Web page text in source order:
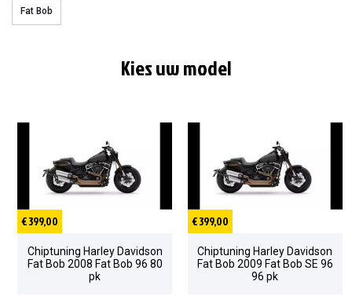
Fat Bob
Kies uw model
€ 399,00
Chiptuning Harley Davidson
Fat Bob 2008 Fat Bob 96 80
pk
€ 399,00
Chiptuning Harley Davidson
Fat Bob 2009 Fat Bob SE 96
96 pk